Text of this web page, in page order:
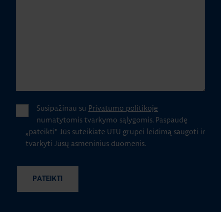
Susipažinau su Privatumo politikoje
numatytomis tvarkymo sąlygomis. Paspaudę
„pateikti" Jūs suteikiate UTU grupei leidimą saugoti ir
tvarkyti Jūsų asmeninius duomenis.